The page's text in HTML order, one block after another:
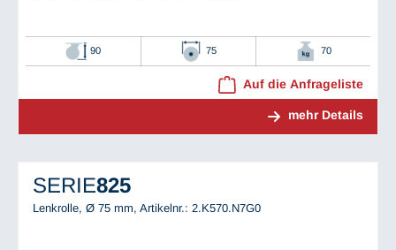
90 75 70
Auf die Anfrageliste
mehr Details
SERIE825
Lenkrolle, Ø 75 mm, Artikelnr.: 2.K570.N7G0